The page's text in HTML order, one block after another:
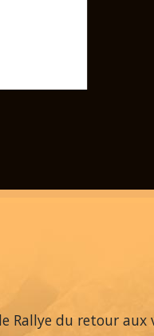
Rallye du retour